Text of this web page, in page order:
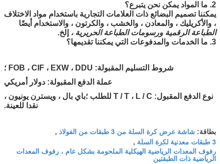
2. ما المواد يمكن
نحن يتبرع؟
يمكننا تصميم البضائع ذات العلامات التجارية باستخدام مواد الاختلاف
، والأكريليك ، والمعادن ، والخشب ، والكرتون ، والاستخدام أيضًا
الطباعة الرقمية ورسومات الطباعة الحريرية ، إلخ.
3. ما الخدمات والمدفوعات التي يمكننا تقديمها؟
شروط التسليم المقبولة: FOB ، CIF ، EXW ، DDU ؛
عملة الدفع المقبولة: دولار أمريكي
نوع الدفع المقبول: T / T ، L / C للطلب ؛باي بال ، ويسترن يونيون ،
نقدا للعينة.
بطاقة: شاشة عرض كرة السلة من 3 طبقات من الفولاذ ,
3 طبقات معدنية لكرة السلة ,
رفوف المعدات الرياضية الهيكلية الملحومة بشكل عام ، رفوف المعدات
الرياضية ذات الطبقتين